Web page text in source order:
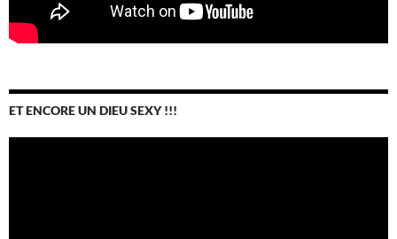
ET ENCORE UN DIEU SEXY !!!